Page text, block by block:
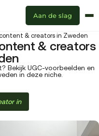
Aan de slag
& creators in Zweden
& creators
Bekijk UGC-voorbeelden en
in deze niche.
in